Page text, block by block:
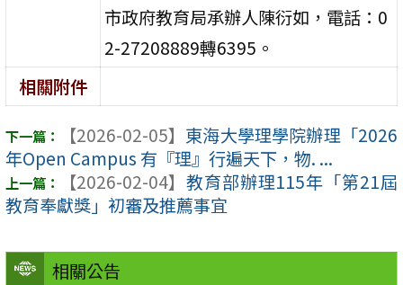
相關公告
市政府教育局承辦人陳衍如，電話：0
2-27208889轉6395。
相關附件
【2026-02-05】 東海大學理學院辦理「2026
年Open Campus 有『理』行遍天下，物. ...
【2026-02-04】 教育部辦理115年「第21屆
教育奉獻獎」初審及推薦事宜